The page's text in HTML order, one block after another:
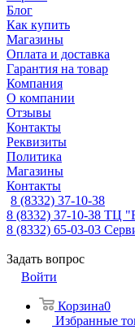
Блог
Как купить
Магазины
Оплата и доставка
Гарантия на товар
Компания
О компании
Отзывы
Контакты
Реквизиты
Политика
Магазины
Контакты
8 (8332) 37-10-38
8 (8332) 37-10-38 ТЦ
8 (8332) 65-03-03
Задать вопрос
Войти
Корзина0
Избранные